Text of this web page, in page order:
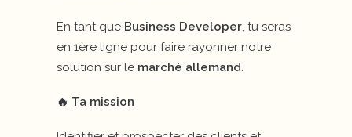
En tant que Business Developer, tu seras
en 1ère ligne pour faire rayonner notre
solution sur le marché allemand.
🔥 Ta mission